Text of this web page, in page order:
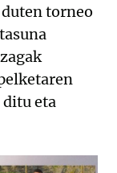
torneo
eta